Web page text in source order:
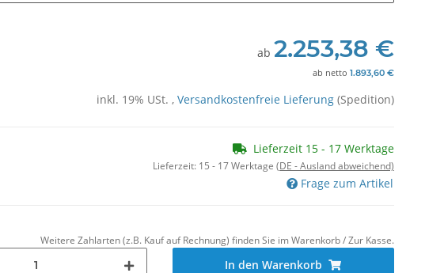
ab 2.253,38 €
ab netto 1.893,60 €
inkl. 19% USt. , Versandkostenfreie Lieferung (Spedition)
Lieferzeit 15 - 17 Werktage
Lieferzeit: 15 - 17 Werktage (DE - Ausland abweichend)
Frage zum Artikel
Weitere Zahlarten (z.B. Kauf auf Rechnung) finden Sie im Warenkorb / Zur Kasse.
In den Warenkorb